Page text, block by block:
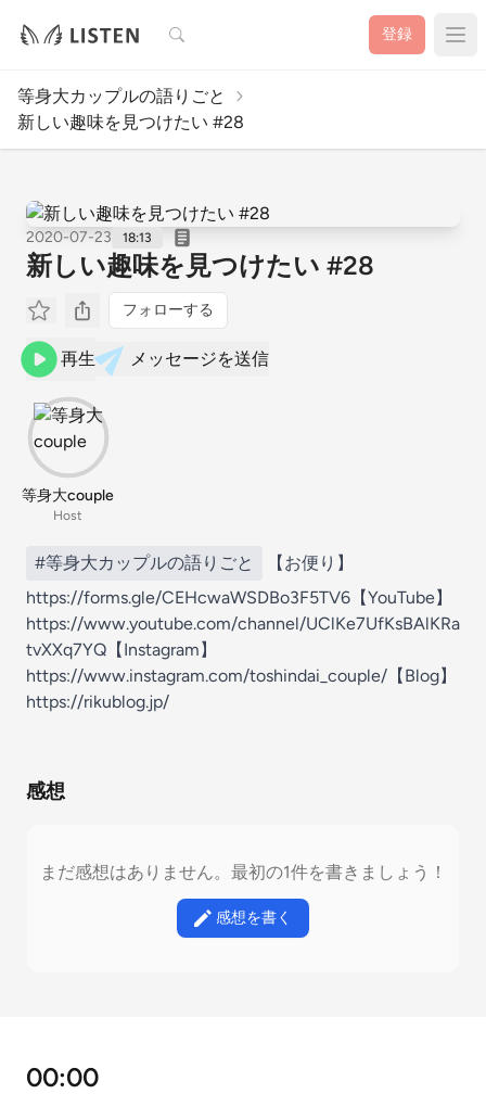
検索 登録
等身大カップルの語りごと
新しい趣味を見つけたい #28
2020-07-23 18:13
新しい趣味を見つけたい #28
フォローする
再生 メッセージを送信
等身大couple
Host
#等身大カップルの語りごと
【お便り】
https://forms.gle/CEHcwaWSDBo3F5TV6【YouTube】
https://www.youtube.com/channel/UClKe7UfKsBAlKRa
tvXXq7YQ【Instagram】
https://www.instagram.com/toshindai_couple/【Blog】
https://rikublog.jp/
感想
まだ感想はありません。最初の1件を書きましょう！
感想を書く
00:00